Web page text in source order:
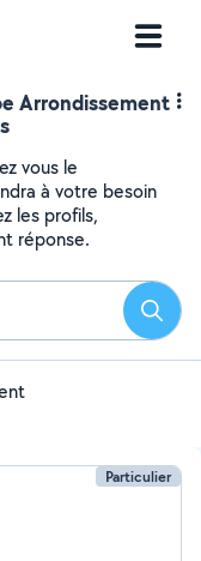
Arrondissement
vous le
à votre besoin
les profils,
réponse.
Particulier